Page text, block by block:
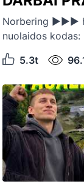
Norbering ►►►
nuolaidos kodas:
5.3t